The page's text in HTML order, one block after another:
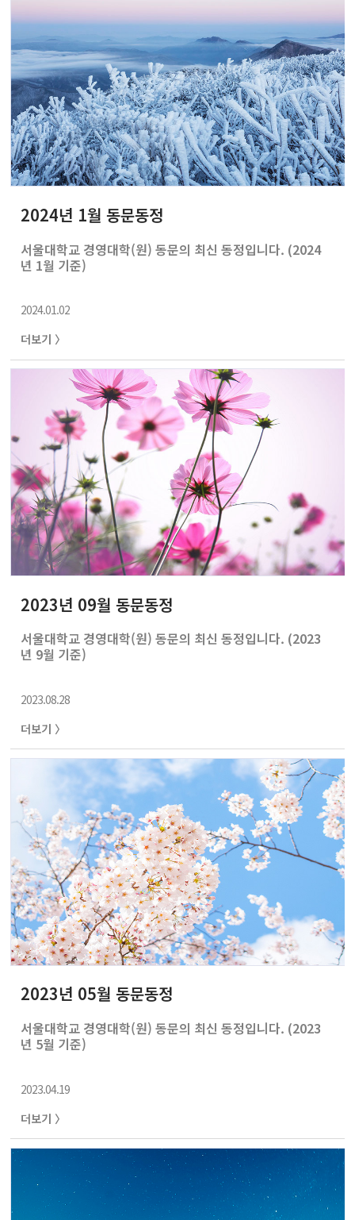
2024년 1월 동문동정
서울대학교 경영대학(원) 동문의 최신 동정입니다. (2024
년 1월 기준)
2024.01.02
더보기 〉
2023년 09월 동문동정
서울대학교 경영대학(원) 동문의 최신 동정입니다. (2023
년 9월 기준)
2023.08.28
더보기 〉
2023년 05월 동문동정
서울대학교 경영대학(원) 동문의 최신 동정입니다. (2023
년 5월 기준)
2023.04.19
더보기 〉